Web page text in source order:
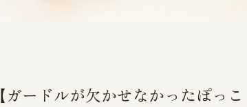
【ガードルが欠かせなかったぽっ